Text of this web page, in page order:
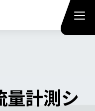
量計測シ